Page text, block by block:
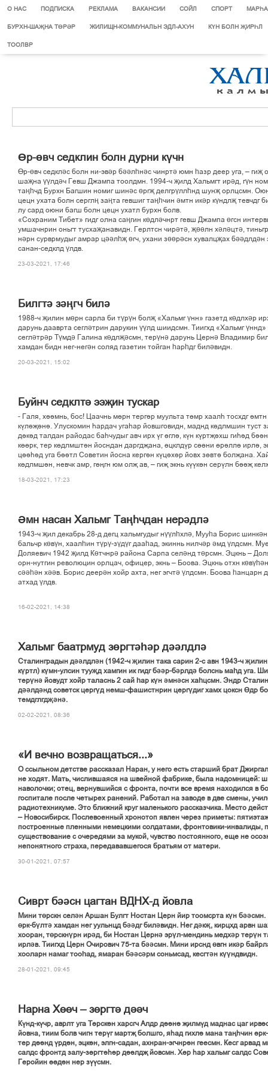
О НАС ПОДПИСКА РЕКЛАМА ВАКАНСИИ СОЙЛ СПОРТ
БУРХН-ШАҖНА ТӨРӘР ЖИЛИЩН-КОММУНАЛЬН ЭДЛ-АХУН КҮН БОЛН ҖИРҺЛ
ТООЛВР
Өр-өвч седклин болн дурни күчн
Өр-өвч седкләс болн ни-эвәр бәәлһнәс чинртә юмн һазр деер уга, – гиҗ
шаҗна үүлдәч Гевш Джампа тоолдмн. 1994-ч җилд Хальмгт ирәд, гүн
таңһчд Бурхн Багшин номиг шинәс өргҗ делгрүллһнд шунҗ орлцсмн.
цецн ухата болн серглң заңта гевшиг таңһчин әмтн икәр күндлҗ тевчдг
лу сард оюни багш болн цецн ухатл бурхн болв.
«Сохраним Тибет» гидг олна саңгин көдләчнрт гевш Джампа өгсн
умшачнрин оньгт тусхаҗанавидн. Герлтсн чирәтә, җөөлн хәләцтә,
нәрн сурврмудыг амрар цәәлһҗ өгч, ухани зөөрәсн хувалцҗах бәәдлдән
санан-седклд үлдв.
23-03-2021, 17:46
Билгтә зәңгч билә
1988-ч җилин мөрн сарла би түрүн болҗ «Хальмг үнн» газетд көдлхәр
дарунь дааврта сегләтрин дарукин үүлд шиидсмн. Тиигхд «Хальмг
сегләтрәр Түмдә Галина көдлҗәсмн, терүнә дарунь Цернә Владимир
хамдан бидн нег-негән соляд газетин тойган һарһдг биләвидн.
20-03-2021, 15:02
Буйнч седклті ээљин тускар
- Галя, хіімнь, бос! Цаачнь мґрн тергір муульта тґмр хаалє тосхдг
кўліљіні. Улускомин єардач угаєар йовшговидн, маднд кґдлмшин туст
дікід талдан райодас баєчудыг авч ирх ўг ґглі, кўн кўртљіхш гиєід
кґґрк, тер кґдлмштін йосндан даргдљана, ґцклдўр сґґни ґріллі ирлі,
ціієід уга біітл Советин йосна кергін кўціхір йовх зґвті болљана.
кґдлмшін, невчк амр, гґњгн юм олљ ав, – гиљ экнь кўўкін серўлн бііљ
18-03-2021, 17:23
Әмн насан Хальмг Таңhчдан нерәдлә
1943-ч җил декабрь 28-д дегц хальмгудыг нүүлһхлә, Мууһа Борис
бальчр көвүн, хаалһин түрү-зүдүг дааһад, экиннь нилчәр әмд үлдсмн.
Доляевич 1942 җилд Көтчнрә района Сарпа селәнд төрсмн. Эцкнь –
орн-нутгин революцин орлцач, офицер, экнь – Боова. Эцкнь отхн
сәәһән хәәв. Борис деерән хойр ахта, нег эгчтә үлдсмн. Боова һанцарн
атхад үлдв.
16-02-2021, 14:38
Хальмг баатрмуд зөргтәһәр дәәлдлә
Сталинградын дәәлдлән (1942-ч җилин така сарин 2-с авн 1943-ч
күртл) күмн-улсин тууҗд хамгин ик гидг бәәр-бәрлдә болснь маһд уга.
терүнә йовудт хойр таласнь 2 сай һар күн әмнәсн хаһцсмн. Эндр
дәәлдәнд советск цергүд немш-фашистнрин цергүдиг хамх цоксн Өдр
темдглгдҗәнә.
02-02-2021, 08:36
«И вечно возвращаться...»
О ссыльном детстве рассказал Наран, у него есть старший брат
не ходят. Мать, числившаяся на швейной фабрике, была надомницей:
наволочки; отец, вернувшийся с фронта, почти все время находился в
госпитале после четырех ранений. Работал на заводе в две смены,
радиотехникуме. Это ближний круг маленького рассказчика. Место
– Новосибирск. Послевоенный хронотоп явлен через приметы:
построенные пленными немецкими солдатами, фронтовики-инвалиды,
существование с очередями за мукой, чувство постоянного, еще не
непонятного страха, передававшегося братьям от матери.
30-01-2021, 07:57
Сиврт бәәсн цагтан ВДНХ-д йовла
Мини төрскн селән Аршан Булгт Ностан Церн йир тоомсрта күн
өрк-бүлтә хамдан нег уульнцд бәәдг биләвидн. Нег дәкҗ, кирцхд арвн
хооран, төрскнүрн ирәд, би Ностан Цернә эрүл-мендинь медхәр терүн
ирләв. Тиигхд Церн Очирович 75-та бәәсмн. Мини ирснд өвгн икәр
хооларн намаг тооһад, ямаран бәәсәрм соньмсад, кесгтән күүндвидн.
28-01-2021, 09:45
Нарна Хґґч – зґргті дііч
Кўнд-кўчр, аврлт уга Тґрскін харсгч Алдр дііні љилмўд маднас цаг
йовна, тиим болв чигн терўг мартљ болшго, яєад гихлі мана тањєчин
тер діінд ўрдін, эцкін, элгн-садан, ахнран-эгчнрін геесмн. Кесг арвад
салдс фронтд залу-зґргтієір діілдљ йовсмн. Хґр єар хальмг салдс
Геройин ґґдін нер зўўсмн.